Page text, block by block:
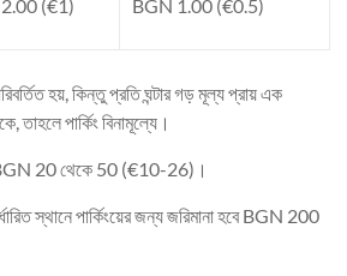
(€1) BGN 1.00 (€0.5)
হয়, কিন্তু প্রতি ঘন্টার গড় মূল্য প্রায় এক
তাহলে পার্কিং বিনামূল্যে।
BGN 20 থেকে 50 (€10-26)।
স্থানে পার্কিংয়ের জন্য জরিমানা হবে BGN 200